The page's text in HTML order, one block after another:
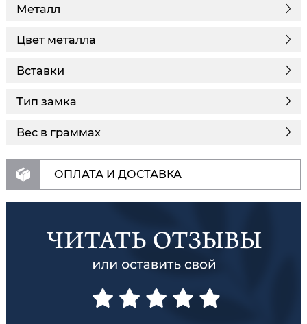
Металл
Цвет металла
Вставки
Тип замка
Вес в граммах
ОПЛАТА И ДОСТАВКА